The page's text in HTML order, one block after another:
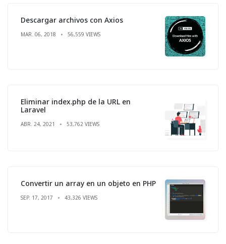
Descargar archivos con Axios
MAR. 06, 2018 56,559 VIEWS
Eliminar index.php de la URL en
Laravel
ABR. 24, 2021 53,762 VIEWS
Convertir un array en un objeto en PHP
SEP. 17, 2017 43,326 VIEWS